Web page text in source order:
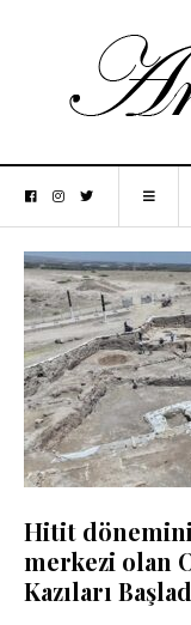
Hitit
merkezi olan
Kazıları